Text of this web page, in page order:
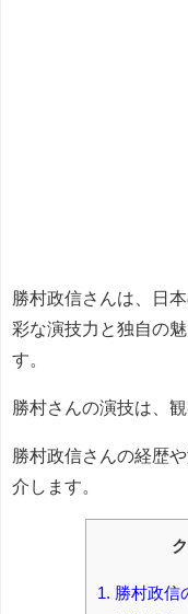
勝村政信さんは、日
彩な演技力と独自の
す。
勝村さんの演技は、
勝村政信さんの経歴
介します。
1. 勝村政信